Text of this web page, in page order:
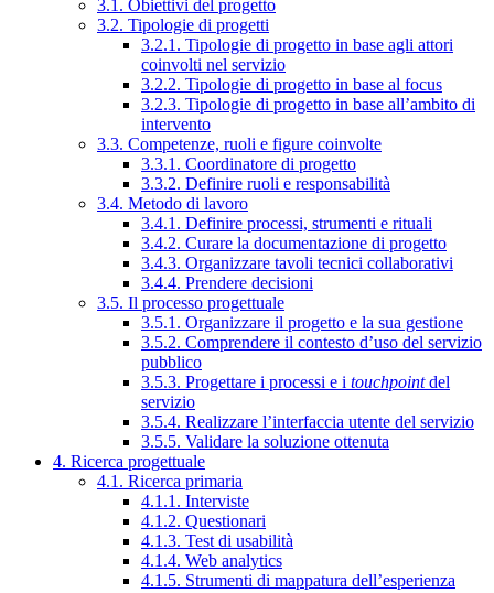
3.1. Obiettivi del progetto
3.2. Tipologie di progetti
3.2.1. Tipologie di progetto in base agli attori
coinvolti nel servizio
3.2.2. Tipologie di progetto in base al focus
3.2.3. Tipologie di progetto in base all’ambito di
intervento
3.3. Competenze, ruoli e figure coinvolte
3.3.1. Coordinatore di progetto
3.3.2. Definire ruoli e responsabilità
3.4. Metodo di lavoro
3.4.1. Definire processi, strumenti e rituali
3.4.2. Curare la documentazione di progetto
3.4.3. Organizzare tavoli tecnici collaborativi
3.4.4. Prendere decisioni
3.5. Il processo progettuale
3.5.1. Organizzare il progetto e la sua gestione
3.5.2. Comprendere il contesto d’uso del servizio
pubblico
3.5.3. Progettare i processi e i touchpointdel
servizio
3.5.4. Realizzare l’interfaccia utente del servizio
3.5.5. Validare la soluzione ottenuta
4. Ricerca progettuale
4.1. Ricerca primaria
4.1.1. Interviste
4.1.2. Questionari
4.1.3. Test di usabilità
4.1.4. Web analytics
4.1.5. Strumenti di mappatura dell’esperienza